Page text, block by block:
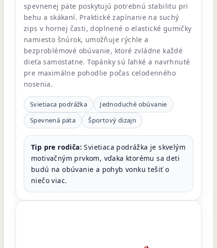
spevnenej päte poskytujú potrebnú stabilitu pri
behu a skákaní. Praktické zapínanie na suchý
zips v hornej časti, doplnené o elastické gumičky
namiesto šnúrok, umožňuje rýchle a
bezproblémové obúvanie, ktoré zvládne každé
dieťa samostatne. Topánky sú ľahké a navrhnuté
pre maximálne pohodlie počas celodenného
nosenia.
Svietiaca podrážka
Jednoduché obúvanie
Spevnená päta
Športový dizajn
Tip pre rodiča: Svietiaca podrážka je skvelým
motivačným prvkom, vďaka ktorému sa deti
budú na obúvanie a pohyb vonku tešiť o
niečo viac.